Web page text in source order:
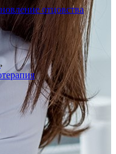
отцовства